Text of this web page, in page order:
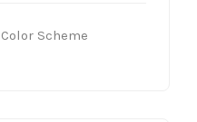
Scheme